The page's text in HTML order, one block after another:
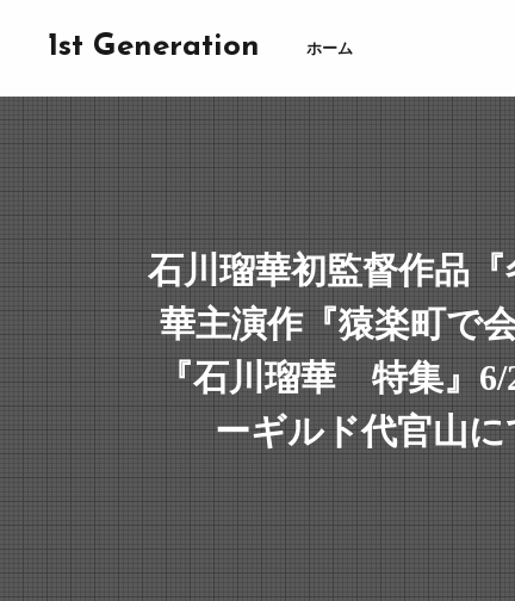
1st Generation ホーム
石川瑠華初監督作品
華主演作『猿楽町で
『石川瑠華 特集』6/
ーギルド代官山に